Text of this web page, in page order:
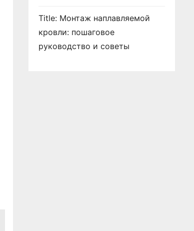
Title: Монтаж наплавляемой
кровли: пошаговое
руководство и советы